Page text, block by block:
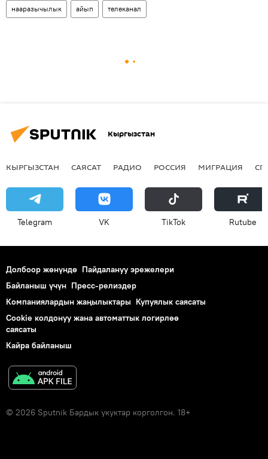
нааразычылык айып телеканал
Кыргызстан
КЫРГЫЗСТАН САЯСАТ РАДИО РОССИЯ МИГРАЦИЯ
Telegram VK ТikТоk Rutube
Долбоор жөнүндө Пайдалануу эрежелери
Байланыш үчүн Пресс-релиздер
Компаниялардын жаңылыктары Купуялык саясаты
Cookie колдонуу жана автоматтык логирлөө
саясаты
Кайра байланыш
© 2026 Sputnik Бардык укуктар корголгон. 18+